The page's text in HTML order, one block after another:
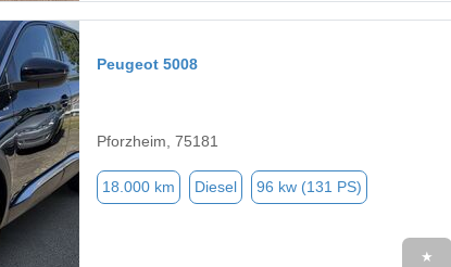
Peugeot 5008
Pforzheim, 75181
18.000 km Diesel 96 kw (131 PS)
★